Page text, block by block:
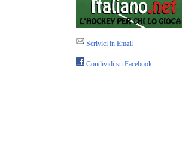
Scrivici in Email
Condividi su Facebook